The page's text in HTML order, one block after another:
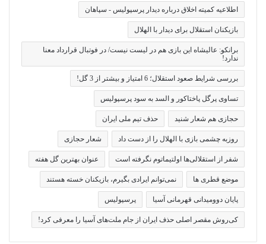
اطلاعیه کمیته اخلاق درباره دیدار پرسپولیس - سپاهان
بازیکنان استقلال برای دیدار با الهلال
برانکو: عالیشاه این بازی هم در لیست نیست/ در فوتبال قرارداد معنا
ندارد!
بررسی شرایط صعود استقلال؛ 6 امتیاز و بیشتر از 3 گل!
تساوی پرگل پاختاکور و السد به سود پرسپولیس
حجازی هم شعار شنید حذف تیم ملی ایران
روزبه چشمی بازی با الهلال را از دست داد شعار حجازی
شفر از استقلالی‌ها اولتیماتوم نگرفته است عنوان بهترین گل هفته
موضع قطری ها نمی‌توانم ایرادی بگیرم، بازیکنان خسته هستند
پایان دوومیدانی قهرمانی آسیا پرسپولیس
کی‌روش مقصر اصلی حذف ایران از جام ملت‌های آسیا را معرفی کرد!